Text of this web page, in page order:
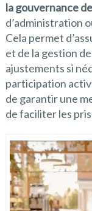
la gouvernance
d’administration
Cela permet
et de la gestion
ajustements si
participation
de garantir une
de faciliter les